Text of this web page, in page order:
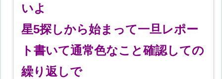
いよ
星5探しから始まって一旦レポー
ト書いて通常色なこと確認しての
繰り返しで